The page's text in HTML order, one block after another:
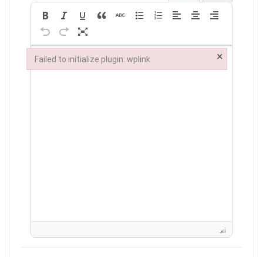
Failed to initialize plugin: wplink ×
Failed to initialize plugin: wplink